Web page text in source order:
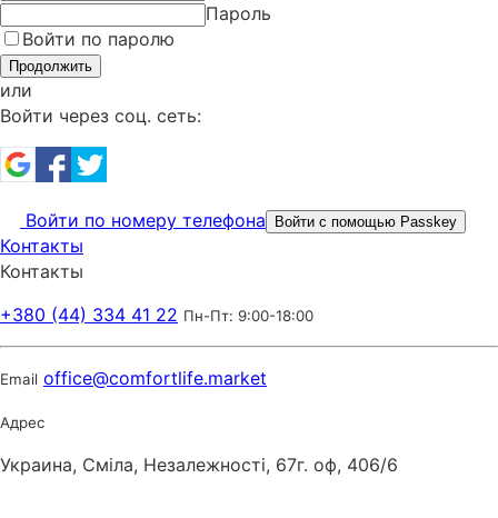
Пароль
Войти по паролю
Продолжить
или
Войти через соц. сеть:
Войти по номеру телефона Войти с помощью Passkey
Контакты
Контакты
+380 (44) 334 41 22 Пн-Пт: 9:00-18:00
Email office@comfortlife.market
Адрес
Украина, Сміла, Незалежності, 67г. оф, 406/6